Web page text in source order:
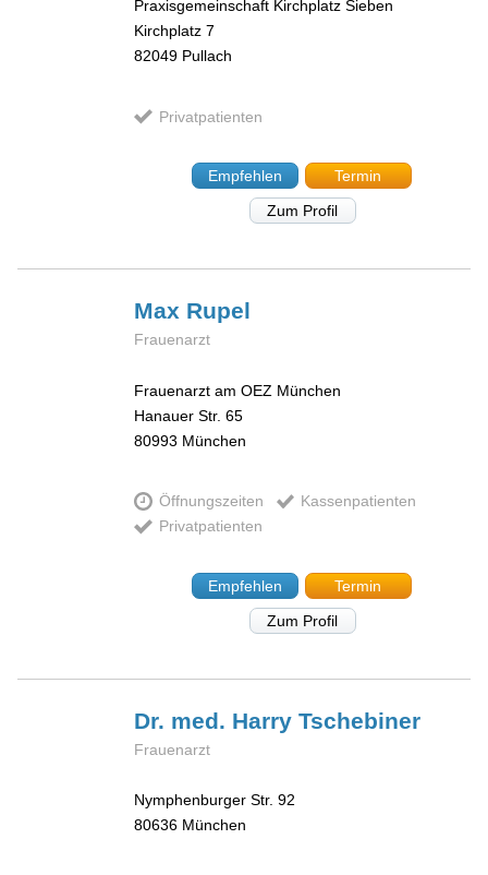
Praxisgemeinschaft Kirchplatz Sieben
Kirchplatz 7
82049 Pullach
Privatpatienten
Empfehlen
Termin
Zum Profil
Max Rupel
Frauenarzt
Frauenarzt am OEZ München
Hanauer Str. 65
80993 München
Öffnungszeiten
Kassenpatienten
Privatpatienten
Empfehlen
Termin
Zum Profil
Dr. med. HarryTschebiner
Frauenarzt
Nymphenburger Str. 92
80636 München